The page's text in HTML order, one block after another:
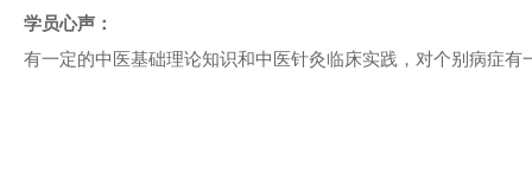
学员心声：
有一定的中医基础理论知识和中医针灸临床实践，对个别病症